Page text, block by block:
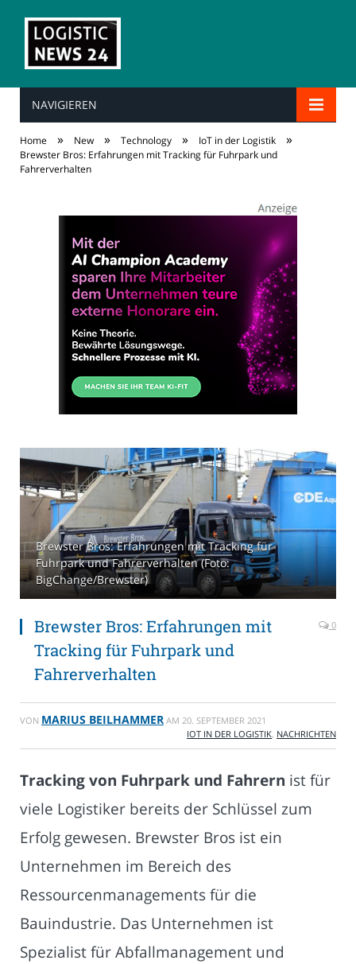
NAVIGIEREN
Home » New » Technology » IoT in der Logistik »
Brewster Bros: Erfahrungen mit Tracking für Fuhrpark und
Fahrerverhalten
Brewster Bros: Erfahrungen mit Tracking für
Fuhrpark und Fahrerverhalten (Foto:
BigChange/Brewster)
Brewster Bros: Erfahrungen mit
Tracking für Fuhrpark und
Fahrerverhalten
0
VON MARIUS BEILHAMMER AM 20. SEPTEMBER 2021
IOT IN DER LOGISTIK, NACHRICHTEN
Tracking von Fuhrpark und Fahrern ist für
viele Logistiker bereits der Schlüssel zum
Erfolg gewesen. Brewster Bros ist ein
Unternehmen im Bereich des
Ressourcenmanagements für die
Bauindustrie. Das Unternehmen ist
Spezialist für Abfallmanagement und